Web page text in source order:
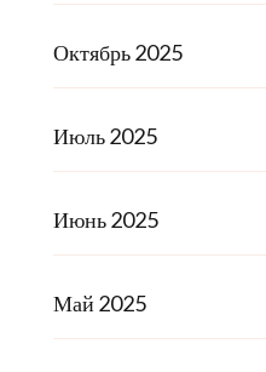
Октябрь 2025
Июль 2025
Июнь 2025
Май 2025